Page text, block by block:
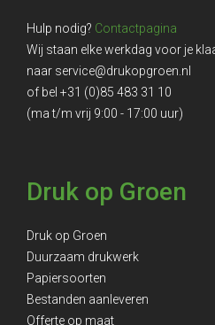
Hulp nodig? Contactpagina
Wij staan elke werkdag voor je
naar service@drukopgroen.nl
of bel +31 (0)85 483 31 10
(ma t/m vrij 9:00 - 17:00 uur)
Druk op Groen
Druk op Groen
Duurzaam drukwerk
Papiersoorten
Bestanden aanleveren
Offerte op maat